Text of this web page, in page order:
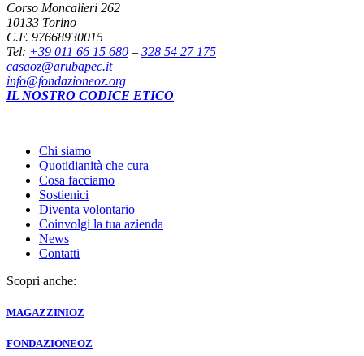
Corso Moncalieri 262
10133 Torino
C.F. 97668930015
Tel: +39 011 66 15 680 – 328 54 27 175
casaoz@arubapec.it
info@fondazioneoz.org
IL NOSTRO CODICE ETICO
Chi siamo
Quotidianità che cura
Cosa facciamo
Sostienici
Diventa volontario
Coinvolgi la tua azienda
News
Contatti
Scopri anche:
MAGAZZINIOZ
FONDAZIONEOZ